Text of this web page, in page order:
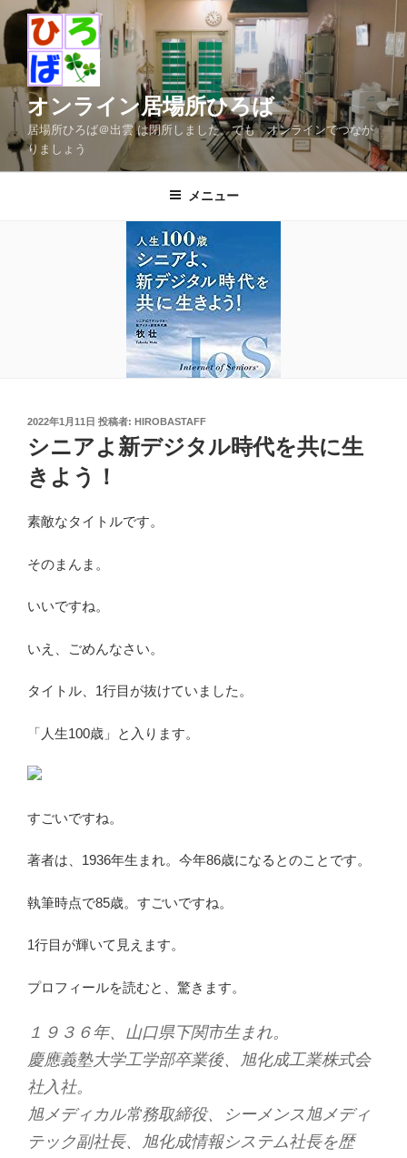
ン
テ
ス
オンライン居場所ひろば
居場所ひろば＠出雲 は閉所しました。でも オンラインでつなが
りましょう
メニュー
投
稿
日:
2022年1月11日 投稿者: HIROBASTAFF
シニアよ新デジタル時代を共に生
きよう！
素敵なタイトルです。
そのまんま。
いいですね。
いえ、ごめんなさい。
タイトル、1行目が抜けていました。
「人生100歳」と入ります。
すごいですね。
著者は、1936年生まれ。今年86歳になるとのことです。
執筆時点で85歳。すごいですね。
1行目が輝いて見えます。
プロフィールを読むと、驚きます。
１９３６年、山口県下関市生まれ。
慶應義塾大学工学部卒業後、旭化成工業株式会
社入社。
旭メディカル常務取締役、シーメンス旭メディ
テック副社長、旭化成情報システム社長を歴